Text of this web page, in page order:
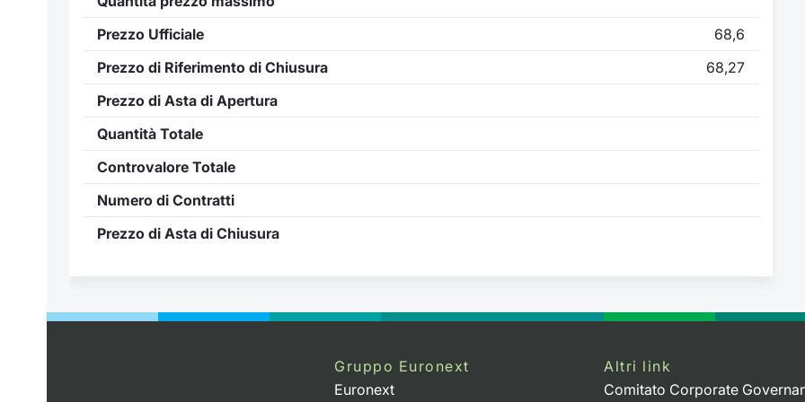
Prezzo Ufficiale
68,6
Prezzo di Riferimento di Chiusura
68,27
Prezzo di Asta di Apertura
Quantità Totale
Controvalore Totale
Numero di Contratti
Prezzo di Asta di Chiusura
Gruppo Euronext
Euronext
Altri link
Comitato Corporate